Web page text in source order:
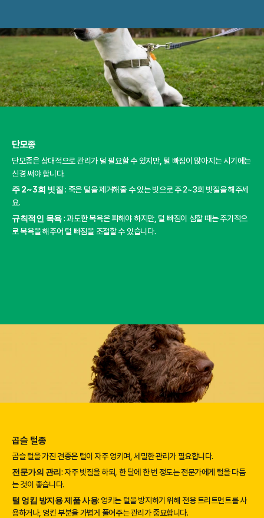
단모종
단모종은 상대적으로 관리가 덜 필요할 수 있지만, 털 빠짐이 많아지는 시기에는
신경 써야 합니다.
주 2~3회 빗질 : 죽은 털을 제거해줄 수 있는 빗으로 주 2~3회 빗질을 해주세
요.
규칙적인 목욕 : 과도한 목욕은 피해야 하지만, 털 빠짐이 심할 때는 주기적으
로 목욕을 해주어 털 빠짐을 조절할 수 있습니다.
곱슬 털종
곱슬 털을 가진 견종은 털이 자주 엉키며, 세밀한 관리가 필요합니다.
전문가의 관리: 자주 빗질을 하되, 한 달에 한 번 정도는 전문가에게 털을 다듬
는 것이 좋습니다.
털 엉킴 방지용 제품 사용: 엉키는 털을 방지하기 위해 전용 트리트먼트를 사
용하거나, 엉킨 부분을 가볍게 풀어주는 관리가 중요합니다.